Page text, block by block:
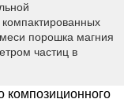
порошка магния
частиц в
композиционного